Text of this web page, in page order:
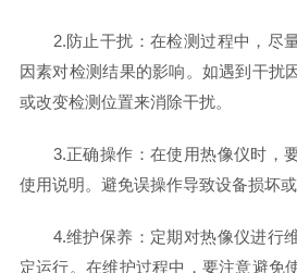
2.防止干扰：在检测过程中，尽
因素对检测结果的影响。如遇到干扰
或改变检测位置来消除干扰。
3.正确操作：在使用热像仪时，
使用说明。避免误操作导致设备损坏或
4.维护保养：定期对热像仪进行
定运行。在维护过程中，要注意避免